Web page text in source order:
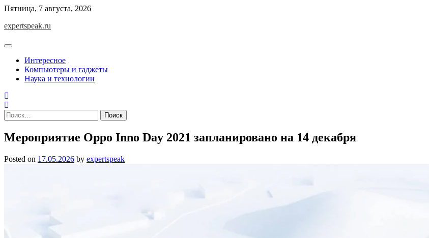
Skip
content
Пятница, 7 августа, 2026
expertspeak.ru
Интересное
Компьютеры и гаджеты
Наука и технологии
Найти:
Мероприятие Oppo Inno Day 2021 запланировано на 14 декабря
Posted on 17.05.2026 by expertspeak